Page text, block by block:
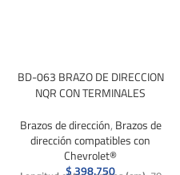
BD-063 BRAZO DE DIRECCION
NQR CON TERMINALES
Brazos de dirección, Brazos de
dirección compatibles con
Chevrolet®
$398.750